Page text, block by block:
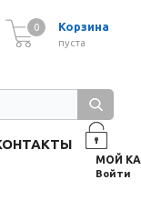
Корзина
0
пуста
0
Войти